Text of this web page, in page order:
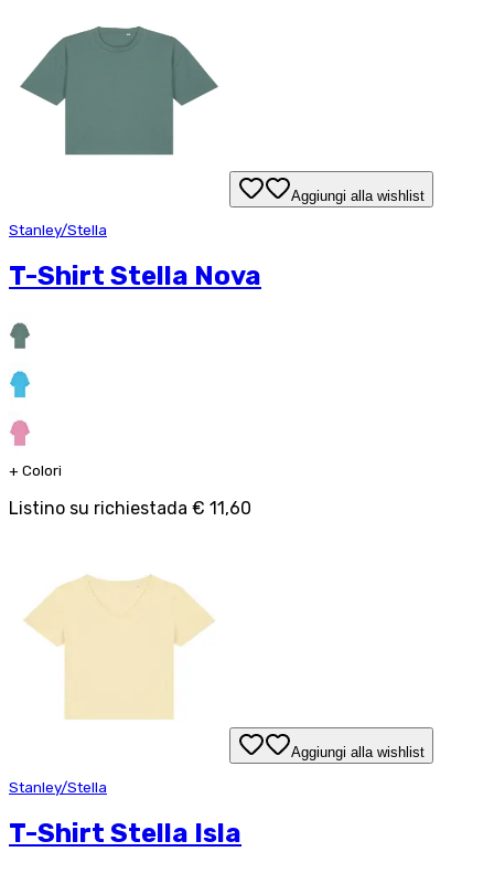
Aggiungi alla wishlist
Stanley/Stella
T-Shirt Stella Nova
+ Colori
Listino su richiestada € 11,60
Aggiungi alla wishlist
Stanley/Stella
T-Shirt Stella Isla